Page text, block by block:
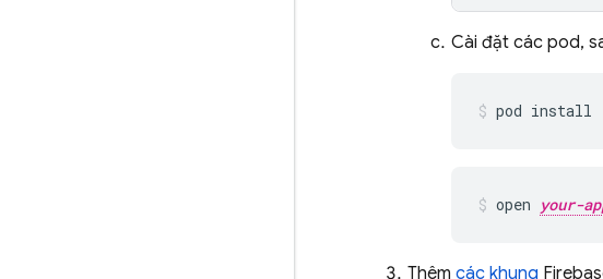
Cài đặt các pod,
pod install
open your-
Thêm các khung